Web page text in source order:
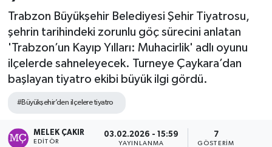
Trabzon Büyükşehir Belediyesi Şehir Tiyatrosu,
şehrin tarihindeki zorunlu göç sürecini anlatan
'Trabzon’un Kayıp Yılları: Muhacirlik' adlı oyunu
ilçelerde sahneleyecek. Turneye Çaykara’dan
başlayan tiyatro ekibi büyük ilgi gördü.
#Büyükşehir’den ilçelere tiyatro
MELEK ÇAKIR
EDITÖR
03.02.2026 - 15:59
YAYINLANMA
7
GÖSTERIM
Son Dakika Haberleri
Haber Arşivi